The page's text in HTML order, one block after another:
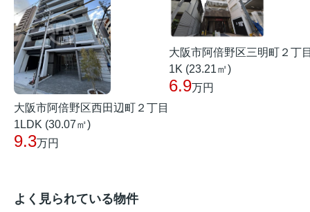
大阪市阿倍野区西田辺町２丁目
1LDK (30.07㎡)
9.3万円
大阪市阿倍野区三明町２丁
1K (23.21㎡)
6.9万円
よく見られている物件